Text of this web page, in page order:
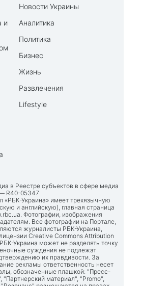
и
Новости Украины
Аналитика
Политика
Бизнес
Жизнь
Развлечения
Lifestyle
в Реестре субъектов в сфере медиа
R40-05347
«РБК-Украина» имеет трехязычную
и английскую), главная страница
. Фотографии, изображения
Все фотографии на Портале,
журналисты РБК-Украина,
Creative Commons Attribution
Украина может не разделять точку
суждения не подлежат
их правдивости. За
рекламы ответственность несет
обозначенные плашкой: "Пресс-
"Партнерский материал", "Promo",